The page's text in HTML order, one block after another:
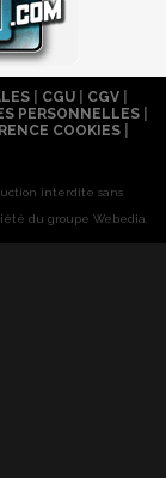
| CGU| CGV|
PERSONNELLES
COOKIES
interdite sans
du groupe Webedia.